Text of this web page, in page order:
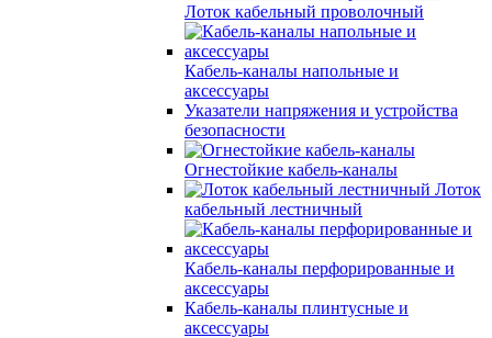
Лоток кабельный проволочный
Кабель-каналы напольные и
аксессуары
Указатели напряжения и устройства
безопасности
Огнестойкие кабель-каналы
Лоток
кабельный лестничный
Кабель-каналы перфорированные и
аксессуары
Кабель-каналы плинтусные и
аксессуары